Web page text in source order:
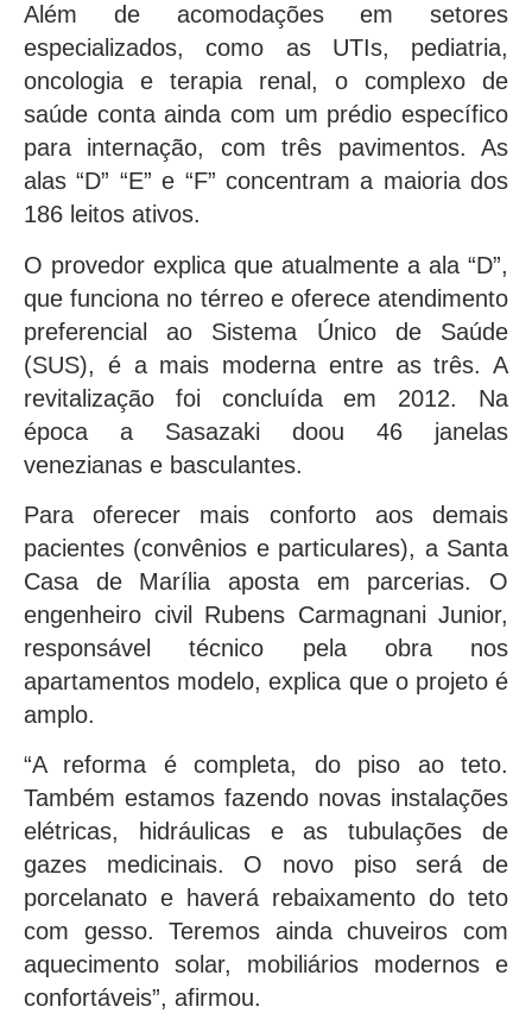
Além de acomodações em setores
especializados, como as UTIs, pediatria,
oncologia e terapia renal, o complexo de
saúde conta ainda com um prédio específico
para internação, com três pavimentos. As
alas “D” “E” e “F” concentram a maioria dos
186 leitos ativos.
O provedor explica que atualmente a ala “D”,
que funciona no térreo e oferece atendimento
preferencial ao Sistema Único de Saúde
(SUS), é a mais moderna entre as três. A
revitalização foi concluída em 2012. Na
época a Sasazaki doou 46 janelas
venezianas e basculantes.
Para oferecer mais conforto aos demais
pacientes (convênios e particulares), a Santa
Casa de Marília aposta em parcerias. O
engenheiro civil Rubens Carmagnani Junior,
responsável técnico pela obra nos
apartamentos modelo, explica que o projeto é
amplo.
“A reforma é completa, do piso ao teto.
Também estamos fazendo novas instalações
elétricas, hidráulicas e as tubulações de
gazes medicinais. O novo piso será de
porcelanato e haverá rebaixamento do teto
com gesso. Teremos ainda chuveiros com
aquecimento solar, mobiliários modernos e
confortáveis”, afirmou.